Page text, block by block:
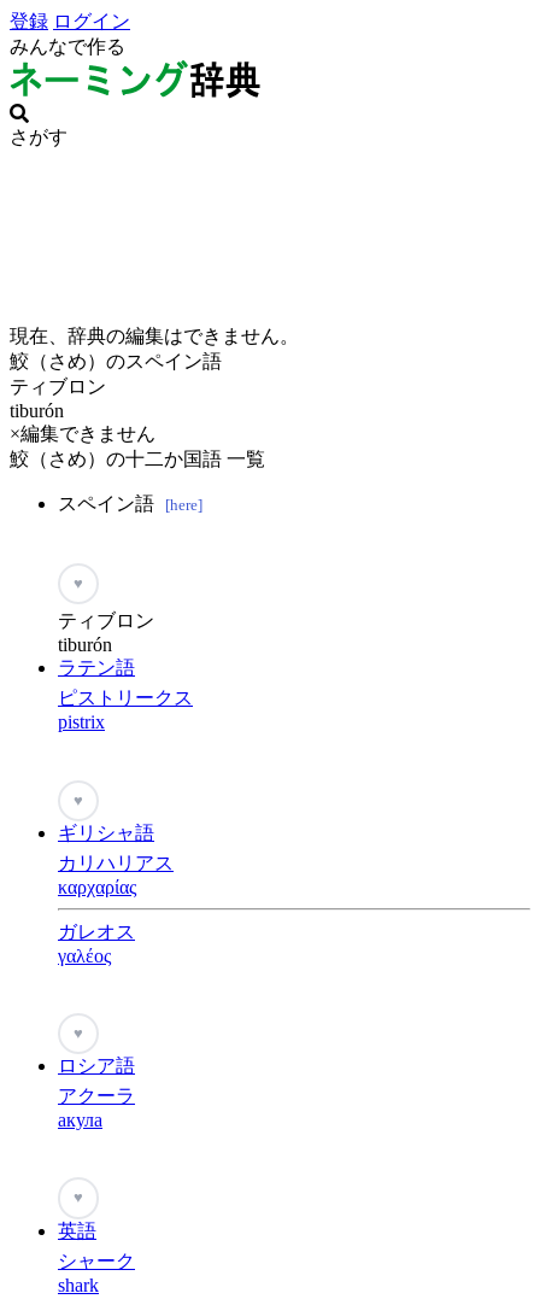
登録 ログイン
みんなで作る
さがす
現在、辞典の編集はできません。
鮫（さめ）のスペイン語
ティブロン
tiburón
×編集できません
鮫（さめ）の十二か国語 一覧
スペイン語 [here]
♥
ティブロン
tiburón
ラテン語
ピストリークス
pistrix
♥
ギリシャ語
カリハリアス
καρχαρίας
ガレオス
γαλέος
♥
ロシア語
アクーラ
акула
♥
英語
シャーク
shark